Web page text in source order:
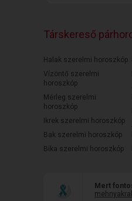
Társkereső
Halak szerelmi horoszkóp
Vízöntő szerelmi
horoszkóp
Mérleg szerelmi
horoszkóp
Ikrek szerelmi horoszkóp
Bak szerelmi horoszkóp
Bika szerelmi horoszkóp
Mert